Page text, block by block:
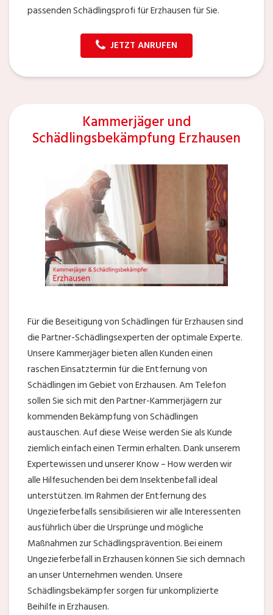
passenden Schädlingsprofi für Erzhausen für Sie.
JETZT ANRUFEN
Kammerjäger und
Schädlingsbekämpfung Erzhausen
Für die Beseitigung von Schädlingen für Erzhausen sind
die Partner-Schädlingsexperten der optimale Experte.
Unsere Kammerjäger bieten allen Kunden einen
raschen Einsatztermin für die Entfernung von
Schädlingen im Gebiet von Erzhausen. Am Telefon
sollen Sie sich mit den Partner-Kammerjägern zur
kommenden Bekämpfung von Schädlingen
austauschen. Auf diese Weise werden Sie als Kunde
ziemlich einfach einen Termin erhalten. Dank unserem
Expertewissen und unserer Know – How werden wir
alle Hilfesuchenden bei dem Insektenbefall ideal
unterstützen. Im Rahmen der Entfernung des
Ungezieferbefalls sensibilisieren wir alle Interessenten
ausführlich über die Ursprünge und mögliche
Maßnahmen zur Schädlingsprävention. Bei einem
Ungezieferbefall in Erzhausen können Sie sich demnach
an unser Unternehmen wenden. Unsere
Schädlingsbekämpfer sorgen für unkomplizierte
Beihilfe in Erzhausen.